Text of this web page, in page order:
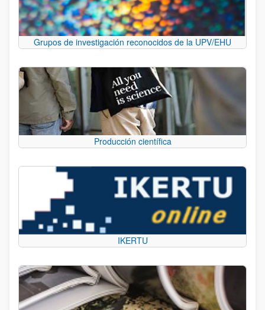
Grupos de investigación reconocidos de la UPV/EHU
Producción científica
IKERTU